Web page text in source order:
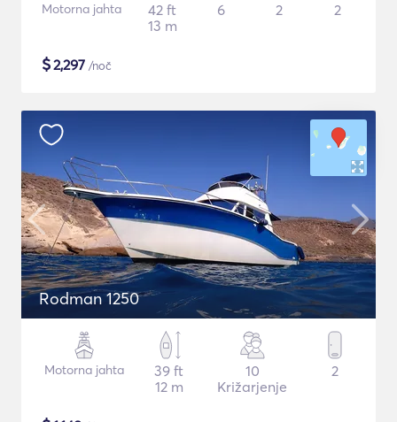
Motorna jahta
42 ft
13 m
6 2 2
$2,297 /noč
Rodman 1250
Motorna jahta
39 ft
12 m
10
Križarjenje
2